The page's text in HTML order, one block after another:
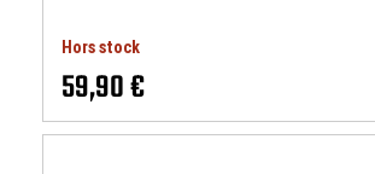
Hors stock
59,90 €